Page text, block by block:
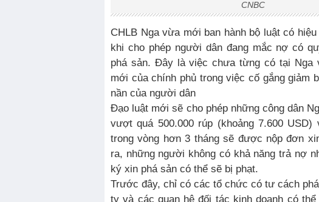
CNBC
CHLB Nga vừa mới ban hành bộ luật có
khi cho phép người dân đang mắc nợ có
phá sản. Đây là việc chưa từng có tại Nga
mới của chính phủ trong việc cố gắng giảm
nần của người dân
Đạo luật mới sẽ cho phép những công dân
vượt quá 500.000 rúp (khoảng 7.600 USD)
trong vòng hơn 3 tháng sẽ được nộp đơn
ra, những người không có khả năng trả nợ
ký xin phá sản có thể sẽ bị phạt.
Trước đây, chỉ có các tổ chức có tư cách
ty và các quan hệ đối tác kinh doanh có